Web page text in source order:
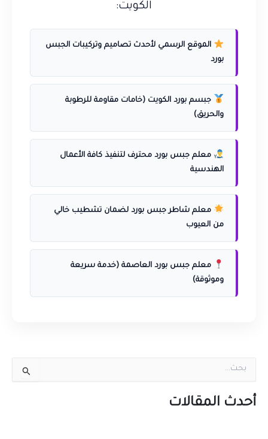
الكويت:
الموقع الرسمي لأحدث تصاميم وتركيبات الجبس
بورد
جبسم بورد الكويت (خامات مقاومة للرطوبة
والحريق)
معلم جبس بورد محترف لتنفيذ كافة الأعمال
الهندسية
معلم شاطر جبس بورد لضمان تشطيب خالي
من العيوب
معلم جبس بورد العاصمة (خدمة سريعة
وموثوقة)
ح
أحدث المقالات